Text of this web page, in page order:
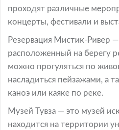
проходят различные
концерты, фестивали и
Резервация Мистик-Ривер
расположенный на берегу
можно прогуляться по
насладиться пейзажами, а
каноэ или каяке по реке.
Музей Тувза — это музей
находится на территории